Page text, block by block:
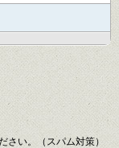
さい。（スパム対策）